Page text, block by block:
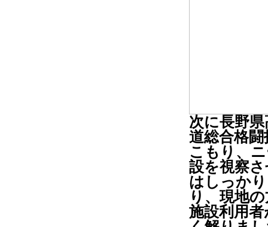
次に長野
道総合格
こもり、
設を視察
はしっか
り、現地
施設利用